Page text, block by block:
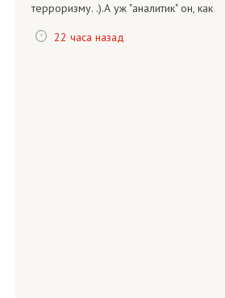
терроризму. .).А уж "аналитик" он, как
22 часа назад